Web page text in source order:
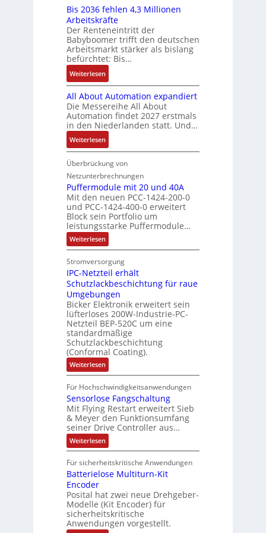
h
m
e
,
g
p
ä
g
t
d
u
r
a
s
A
u
s
l
a
n
d
g
e
s
c
h
ä
f
t
s
t
e
m
e
h
r
e
r
z
u
m
V
o
r
s
t
a
d
d
e
s
V
D
M
A
l
e
k
t
r
i
s
c
h
e
t
o
m
a
t
i
o
g
e
w
ä
E
r
g
e
b
n
i
s
s
e
b
e
s
t
ä
t
i
g
e
n
J
a
r
e
s
z
i
e
l
e
s
-
u
n
d
M
a
r
k
e
t
i
n
e
i
t
e
r
b
e
i
S
P
N
I
b
r
a
u
c
h
t
S
t
r
u
k
u
r
Bis 2036 fehlen 4,3 Millionen
Arbeitskräfte
Der Renteneintritt der
Babyboomer trifft den deutschen
Arbeitsmarkt stärker als bislang
befürchtet: Bis…
Weiterlesen:
B
i
s
2
0
3
6
f
e
h
l
e
n
4
,
M
i
l
l
i
o
n
e
n
A
r
b
e
i
t
s
k
f
t
e
All About Automation expandiert
Die Messereihe All About
Automation findet 2027 erstmals
in den Niederlanden statt. Und…
Weiterlesen:
A
l
l
A
b
o
u
t
A
u
t
o
m
a
t
i
o
n
e
x
p
a
n
d
i
e
r
Überbrückung von
Netzunterbrechnungen
Puffermodule mit 20 und 40A
Mit den neuen PCC-1424-200-0
und PCC-1424-400-0 erweitert
Block sein Portfolio um
leistungsstarke Puffermodule…
Weiterlesen:
P
f
f
e
r
m
o
d
u
l
e
m
i
t
2
u
n
d
4
0
A
Stromversorgung
IPC-Netzteil erhält
Schutzlackbeschichtung für raue
Umgebungen
Bicker Elektronik erweitert sein
lüfterloses 200W-Industrie-PC-
Netzteil BEP-520C um eine
standardmäßige
Schutzlackbeschichtung
(Conformal Coating).
Weiterlesen:
I
C
-
N
e
t
z
t
e
l
e
ä
l
t
S
c
Für Hochschwindigkeitsanwendungen
Sensorlose Fangschaltung
Mit Flying Restart erweitert Sieb
& Meyer den Funktionsumfang
seiner Drive Controller aus…
Weiterlesen:
S
n
s
l
o
s
e
Für sicherheitskritische Anwendungen
Batterielose Multiturn-Kit
Encoder
Posital hat zwei neue Drehgeber-
Modelle (Kit Encoder) für
sicherheitskritische
Anwendungen vorgestellt.